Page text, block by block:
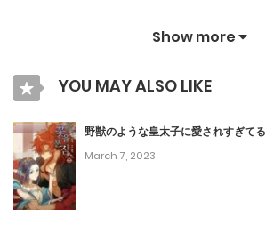
May 31, 2025
第88話
May 31, 2025
第87話
Show more
YOU MAY ALSO LIKE
野獣のような皇太子に愛されすぎてる
March 7, 2023